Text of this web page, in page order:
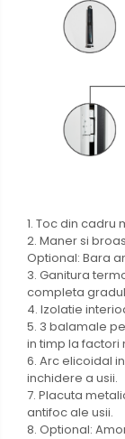
1. Toc din cadru
2. Maner si
Optional: Bara
3. Ganitura
completa
4. Izolatie
5. 3 balamale
in timp la factori
6. Arc elicoidal
inchidere a usii.
7. Placuta
antifoc ale usii.
8. Optional: